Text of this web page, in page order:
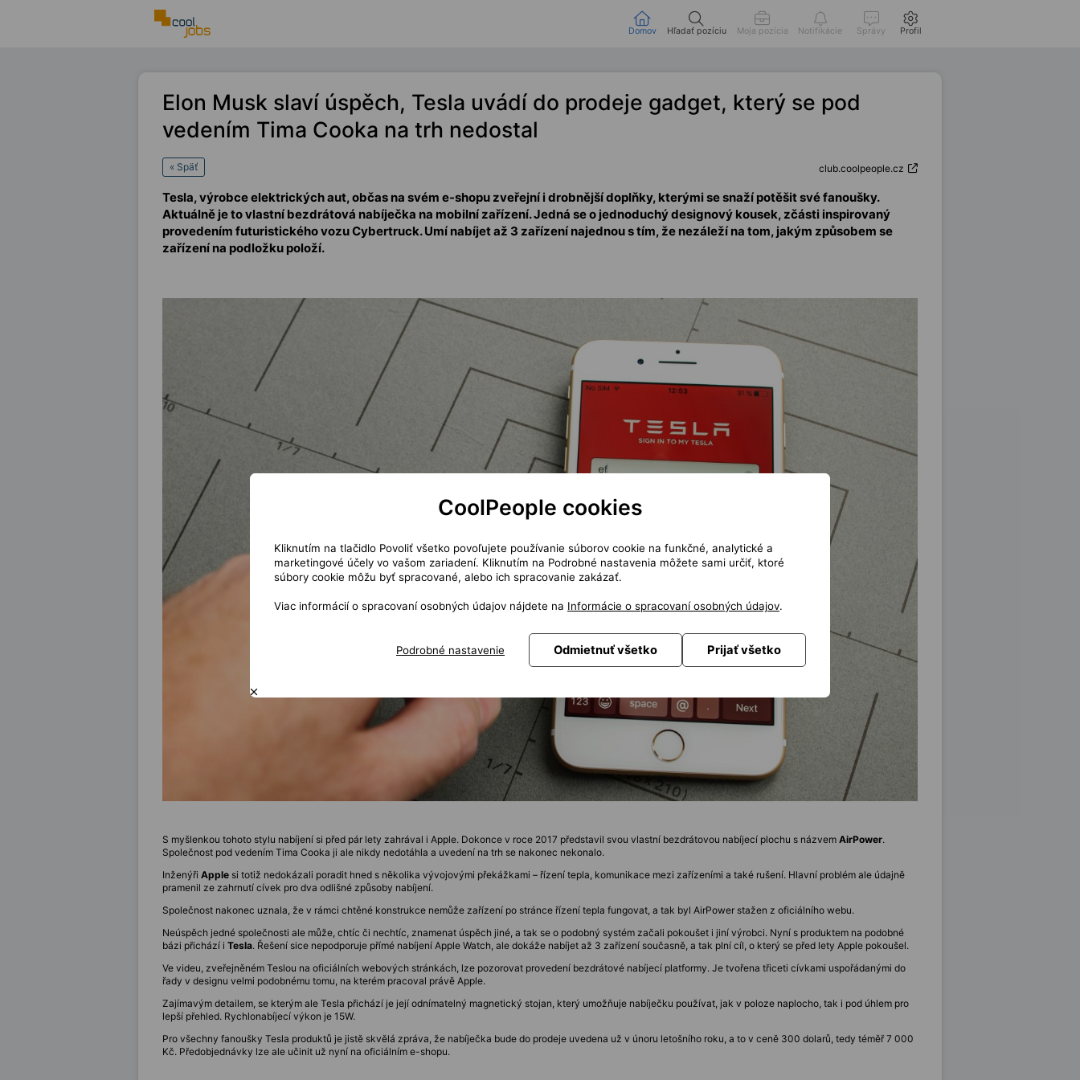
Domov Hľadať pozíciu Moja pozícia Notifikácie Správy Profil
Elon Musk slaví úspěch, Tesla uvádí do prodeje gadget, který se pod
vedením Tima Cooka na trh nedostal
« Späť club.coolpeople.cz
Tesla, výrobce elektrických aut, občas na svém e-shopu zveřejní i drobnější doplňky, kterými se snaží potěšit své fanoušky.
Aktuálně je to vlastní bezdrátová nabíječka na mobilní zařízení. Jedná se o jednoduchý designový kousek, zčásti inspirovaný
provedením futuristického vozu Cybertruck. Umí nabíjet až 3 zařízení najednou s tím, že nezáleží na tom, jakým způsobem se
zařízení na podložku položí.
S myšlenkou tohoto stylu nabíjení si před pár lety zahrával i Apple. Dokonce v roce 2017 představil svou vlastní bezdrátovou nabíjecí plochu s názvem AirPower.
Společnost pod vedením Tima Cooka ji ale nikdy nedotáhla a uvedení na trh se nakonec nekonalo.
Inženýři Apple si totiž nedokázali poradit hned s několika vývojovými překážkami – řízení tepla, komunikace mezi zařízeními a také rušení. Hlavní problém ale údajně
pramenil ze zahrnutí cívek pro dva odlišné způsoby nabíjení.
Společnost nakonec uznala, že v rámci chtěné konstrukce nemůže zařízení po stránce řízení tepla fungovat, a tak byl AirPower stažen z oficiálního webu.
Neúspěch jedné společnosti ale může, chtíc či nechtíc, znamenat úspěch jiné, a tak se o podobný systém začali pokoušet i jiní výrobci. Nyní s produktem na podobné
bázi přichází i Tesla. Řešení sice nepodporuje přímé nabíjení Apple Watch, ale dokáže nabíjet až 3 zařízení současně, a tak plní cíl, o který se před lety Apple pokoušel.
Ve videu, zveřejněném Teslou na oficiálních webových stránkách, lze pozorovat provedení bezdrátové nabíjecí platformy. Je tvořena třiceti cívkami uspořádanými do
řady v designu velmi podobnému tomu, na kterém pracoval právě Apple.
Zajímavým detailem, se kterým ale Tesla přichází je její odnímatelný magnetický stojan, který umožňuje nabíječku používat, jak v poloze naplocho, tak i pod úhlem pro
lepší přehled. Rychlonabíjecí výkon je 15W.
Pro všechny fanoušky Tesla produktů je jistě skvělá zpráva, že nabíječka bude do prodeje uvedena už v únoru letošního roku, a to v ceně 300 dolarů, tedy téměř 7 000
Kč. Předobjednávky lze ale učinit už nyní na oficiálním e-shopu.
CoolPeople cookies
Kliknutím na tlačidlo Povoliť všetko povoľujete používanie súborov cookie na funkčné, analytické a
marketingové účely vo vašom zariadení. Kliknutím na Podrobné nastavenia môžete sami určiť, ktoré
súbory cookie môžu byť spracované, alebo ich spracovanie zakázať.
Viac informácií o spracovaní osobných údajov nájdete na Informácie o spracovaní osobných údajov.
Podrobné nastavenie Odmietnuť všetko Prijať všetko